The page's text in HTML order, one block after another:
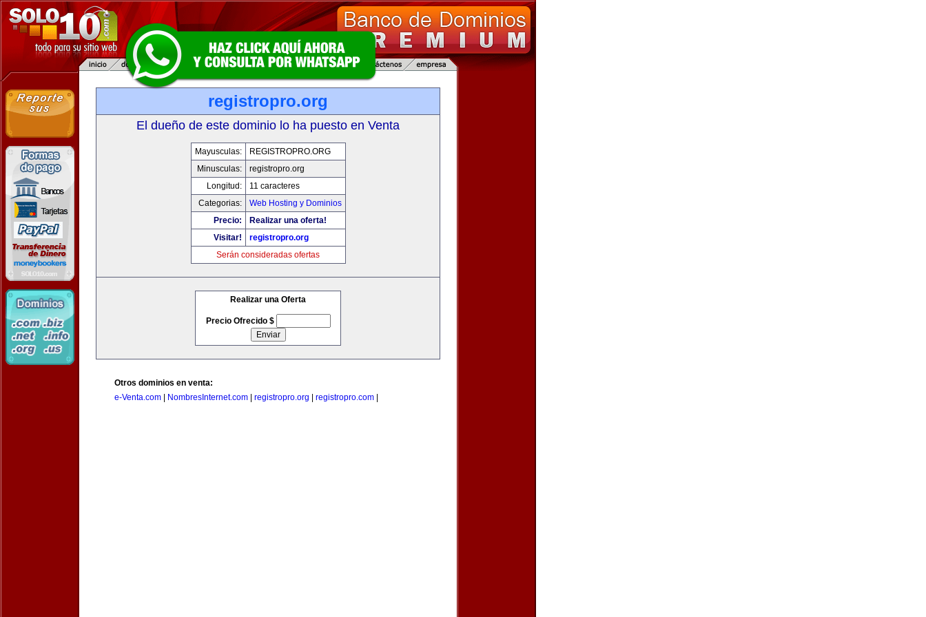
registropro.org
El dueño de este dominio lo ha puesto en Venta
Mayusculas:
REGISTROPRO.ORG
Minusculas:
registropro.org
Longitud:
11 caracteres
Categorias:
Web Hosting y Dominios
Precio:
Realizar una oferta!
Visitar!
registropro.org
Serán consideradas ofertas
Realizar una Oferta
Precio Ofrecido $
Otros dominios en venta:
e-Venta.com
NombresInternet.com registropro.org registropro.com